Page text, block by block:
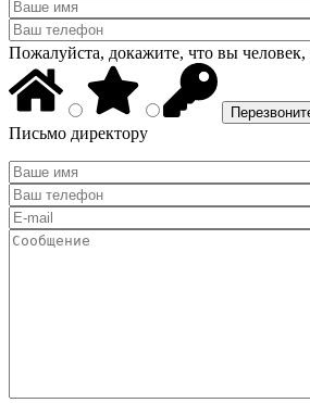
Пожалуйста, докажите, что вы человек,
Письмо директору